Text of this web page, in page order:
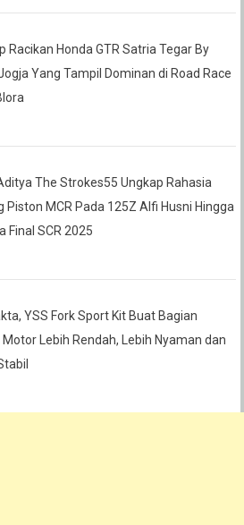
Racikan Honda GTR Satria Tegar By
Yang Tampil Dominan di Road Race
The Strokes55 Ungkap Rahasia
Piston MCR Pada 125Z Alfi Husni Hingga
Final SCR 2025
YSS Fork Sport Kit Buat Bagian
Motor Lebih Rendah, Lebih Nyaman dan